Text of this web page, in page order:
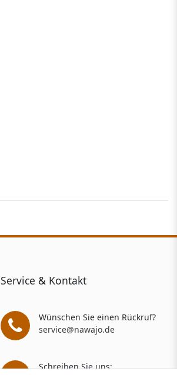
Service & Kontakt
Wünschen Sie einen Rückruf?
service@nawajo.de
Schreiben Sie uns: